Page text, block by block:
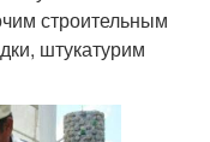
строительным
штукатурим